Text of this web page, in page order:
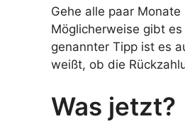
Gehe alle paar
Möglicherweise gibt
genannter Tipp ist es
weißt, ob die
Was jetzt?